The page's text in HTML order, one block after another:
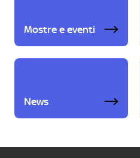
Mostre e eventi
News